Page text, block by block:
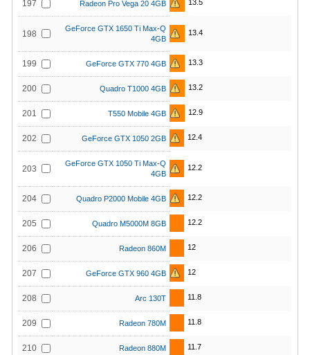
197 Radeon Pro Vega 20 4GB 13.5
198
GeForce GTX 1650 Ti Max-Q
4GB
13.4
199 GeForce GTX 770 4GB 13.3
200 Quadro T1000 4GB 13.2
201 T550 Mobile 4GB 12.9
202 GeForce GTX 1050 2GB 12.4
203
GeForce GTX 1050 Ti Max-Q
4GB
12.2
204 Quadro P2000 Mobile 4GB 12.2
205 Quadro M5000M 8GB 12.2
206 Radeon 860M 12
207 GeForce GTX 960 4GB 12
208 Arc 130T 11.8
209 Radeon 780M 11.8
210 Radeon 880M 11.7